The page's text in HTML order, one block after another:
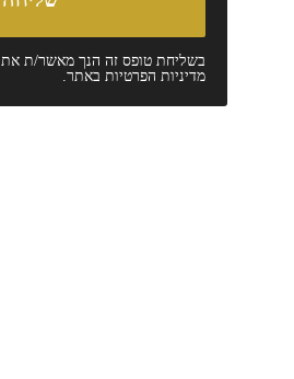
בשליחת טופס זה הנך מאשר/ת את
מדיניות הפרטיותבאתר.